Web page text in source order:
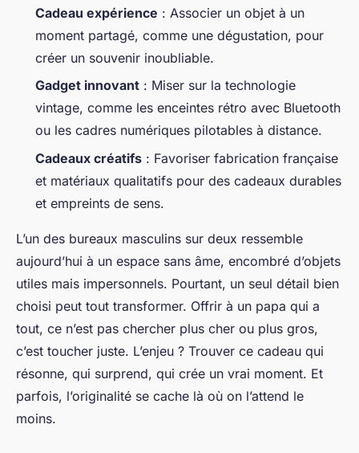
Cadeau expérience : Associer un objet à un
moment partagé, comme une dégustation, pour
créer un souvenir inoubliable.
Gadget innovant : Miser sur la technologie
vintage, comme les enceintes rétro avec Bluetooth
ou les cadres numériques pilotables à distance.
Cadeaux créatifs : Favoriser fabrication française
et matériaux qualitatifs pour des cadeaux durables
et empreints de sens.
L’un des bureaux masculins sur deux ressemble
aujourd’hui à un espace sans âme, encombré d’objets
utiles mais impersonnels. Pourtant, un seul détail bien
choisi peut tout transformer. Offrir à un papa qui a
tout, ce n’est pas chercher plus cher ou plus gros,
c’est toucher juste. L’enjeu ? Trouver ce cadeau qui
résonne, qui surprend, qui crée un vrai moment. Et
parfois, l’originalité se cache là où on l’attend le
moins.